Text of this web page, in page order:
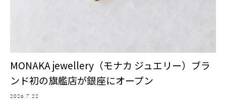
MONAKA jewellery（モナカ ジュエリー）ブラ
ンド初の旗艦店が銀座にオープン
2026.7.22